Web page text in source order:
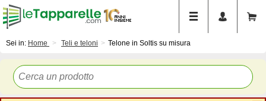
Sei in: Home Teli e teloni Telone in Soltis su misura